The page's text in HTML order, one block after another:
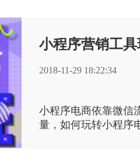
小程序营销工
2018-11-29 18:22:34
小程序电商依靠微信
量，如何玩转小程序